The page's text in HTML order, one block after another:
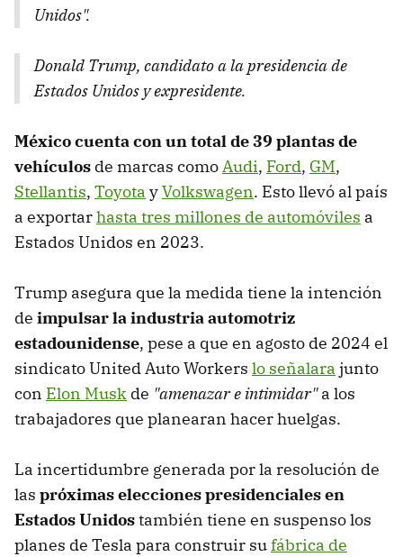
Unidos".
Donald Trump, candidato a la presidencia de
Estados Unidos y expresidente.
México cuenta con un total de 39 plantas de
vehículos de marcas comoAudi, Ford, GM,
Stellantis, Toyota yVolkswagen. Esto llevó al país
a exportarhasta tres millones de automóviles a
Estados Unidos en 2023.
Trump asegura que la medida tiene la intención
de impulsar la industria automotriz
estadounidense, pese a que en agosto de 2024 el
sindicato United Auto Workers lo señalara junto
con Elon Musk de "amenazar e intimidar"a los
trabajadores que planearan hacer huelgas.
La incertidumbre generada por la resolución de
las próximas elecciones presidenciales en
Estados Unidostambién tiene en suspenso los
planes de Tesla para construir sufábrica de